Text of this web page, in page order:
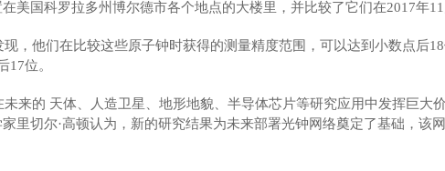
美国科罗拉多州博尔德市各个地点的大楼里，并比较了它们在2017年
他们在比较这些原子钟时获得的测量精度范围，可以达到小数点后
17位。
的 天体、人造卫星、地形地貌、半导体芯片等研究应用中发挥巨大
里切尔·高顿认为，新的研究结果为未来部署光钟网络奠定了基础，该